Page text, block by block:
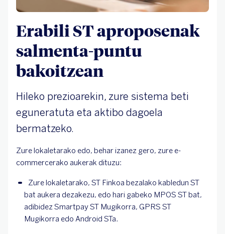
Erabili ST aproposenak
salmenta-puntu
bakoitzean
Hileko prezioarekin, zure sistema beti
eguneratuta eta aktibo dagoela
bermatzeko.
Zure lokaletarako edo, behar izanez gero, zure e-
commercerako aukerak dituzu:
Zure lokaletarako, ST Finkoa bezalako kabledun ST
bat aukera dezakezu, edo hari gabeko MPOS ST bat,
adibidez Smartpay ST Mugikorra, GPRS ST
Mugikorra edo Android STa.